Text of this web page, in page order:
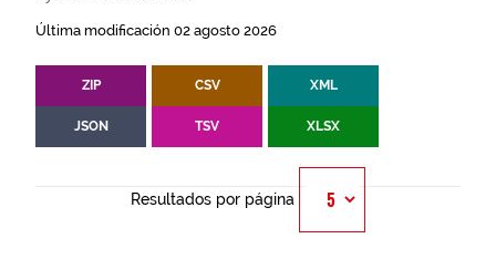
Última modificación 02 agosto 2026
ZIP CSV XML
JSON TSV XLSX
Resultados por página